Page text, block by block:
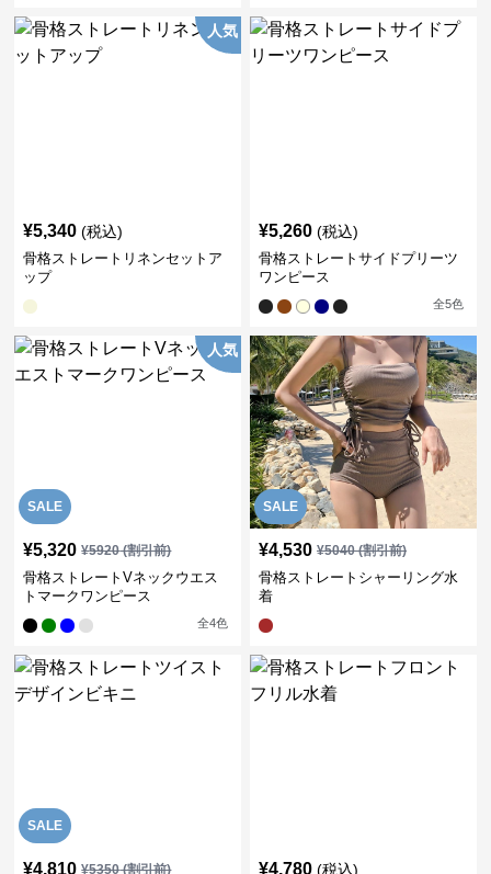
人気
¥5,340 (税込)
骨格ストレートリネンセットア
ップ
¥5,260 (税込)
骨格ストレートサイドプリーツ
ワンピース
全5色
SALE
人気
¥5,320 ¥5920(割引前)
骨格ストレートVネックウエス
トマークワンピース
全4色
SALE
¥4,530 ¥5040(割引前)
骨格ストレートシャーリング水
着
SALE
¥4,810 ¥5350(割引前) ¥4,780 (税込)